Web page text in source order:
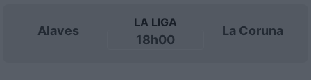
Alaves
LA LIGA
18h00
La Coruna